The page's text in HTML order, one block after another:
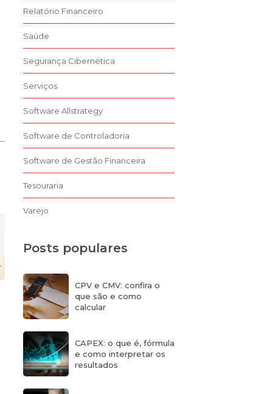
Relatório Financeiro
Saúde
Segurança Cibernética
Serviços
Software Allstrategy
Software de Controladoria
Software de Gestão Financeira
Tesouraria
Varejo
Posts populares
CPV e CMV: confira o
que são e como
calcular
CAPEX: o que é, fórmula
e como interpretar os
resultados